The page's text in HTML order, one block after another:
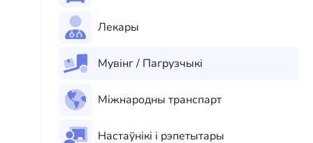
Лекары
Мувінг / Пагрузчыкі
Міжнародны транспарт
Настаўнікі і рэпетытары